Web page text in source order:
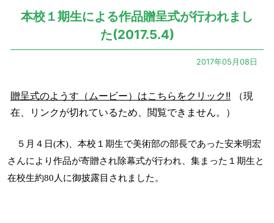
本校１期生による作品贈呈式が行われまし
た(2017.5.4)
2017年05月08日
贈呈式のようす（ムービー）はこちらをクリック!! （現
在、リンクが切れているため、閲覧できません。）
５月４日(木) 、本校１期生で美術部の部長であった安来明宏
さんにより作品が寄贈され除幕式が行われ、集まった１期生と
在校生約80 人に御披露目されました。